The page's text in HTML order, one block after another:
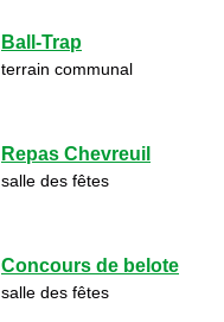
Ball-Trap
terrain communal
Repas Chevreuil
salle des fêtes
Concours de belote
salle des fêtes